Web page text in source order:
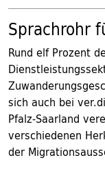
Sprachrohr
Rund elf Prozent
sich auch bei
Pfalz-Saarland
verschiedenen
der